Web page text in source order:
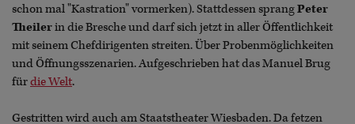
schon mal "Kastration" vormerken). Stattdessen sprangPeter
Theilerin die Bresche und darf sich jetzt in aller Öffentlichkeit
mit seinem Chefdirigenten streiten. Über Probenmöglichkeiten
und Öffnungsszenarien. Aufgeschrieben hat das Manuel Brug
fürdie Welt.
Gestritten wird auch am Staatstheater Wiesbaden. Da fetzen